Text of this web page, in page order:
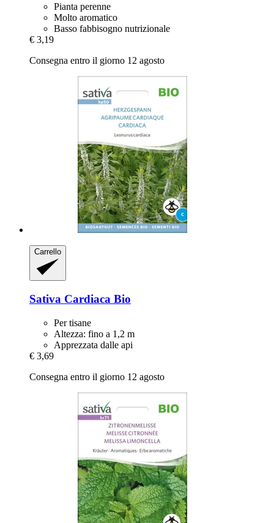
Pianta perenne
Molto aromatico
Basso fabbisogno nutrizionale
€ 3,19
Consegna entro il giorno 12 agosto
Carrello
Sativa Cardiaca Bio
Per tisane
Altezza: fino a 1,2 m
Apprezzata dalle api
€ 3,69
Consegna entro il giorno 12 agosto